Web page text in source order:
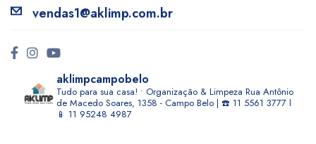
vendas1@aklimp.com.br
aklimpcampobelo
Tudo para sua casa! • Organização & Limpeza Rua Antônio
de Macedo Soares, 1358 - Campo Belo | ☎️ 11 5561 3777 l
📱 11 95248 4987